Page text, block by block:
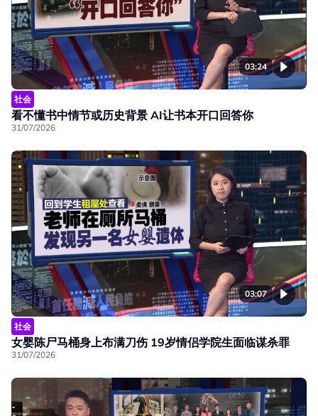
03:24
社会
看不懂书中情节或历史背景 AI让书本开口回答你
31/07/2026
03:07
社会
女婴陈尸马桶身上布满刀伤 19岁情侣学院生面临谋杀罪
31/07/2026